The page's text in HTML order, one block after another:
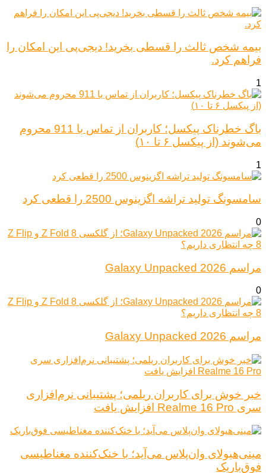
بیمه شخص ثالث را قسطی بخرید! دیجی‌پی این امکان را
فراهم کرد.
1
باگ خطرناک پیکسل؛ کاربران از تماس با 911 محروم
می‌شوند (از پیکسل ۶ تا ۱۰)
1
سامسونگ تولید تراشه اگزینوس 2500 را قطعی کرد
0
مراسم Galaxy Unpacked 2026
0
مراسم Galaxy Unpacked 2026
خبر خوش برای کاربران ریلمی؛ پشتیبانی نرم‌افزاری
سری Realme 16 Pro افزایش یافت
مینی‌هیولای وان‌پلاس می‌آید؛ با خنک‌کننده مغناطیسی
فوق‌باریک